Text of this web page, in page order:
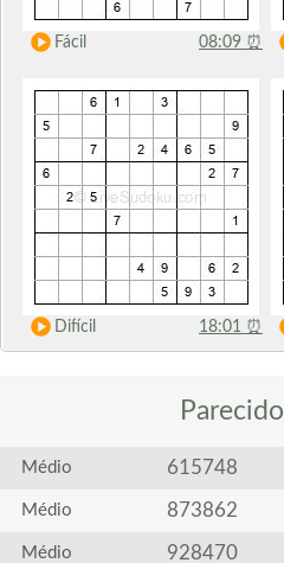
Fácil 08:09 ⏰
Difícil 18:01 ⏰
Parecido
Médio 615748
Médio 873862
Médio 928470